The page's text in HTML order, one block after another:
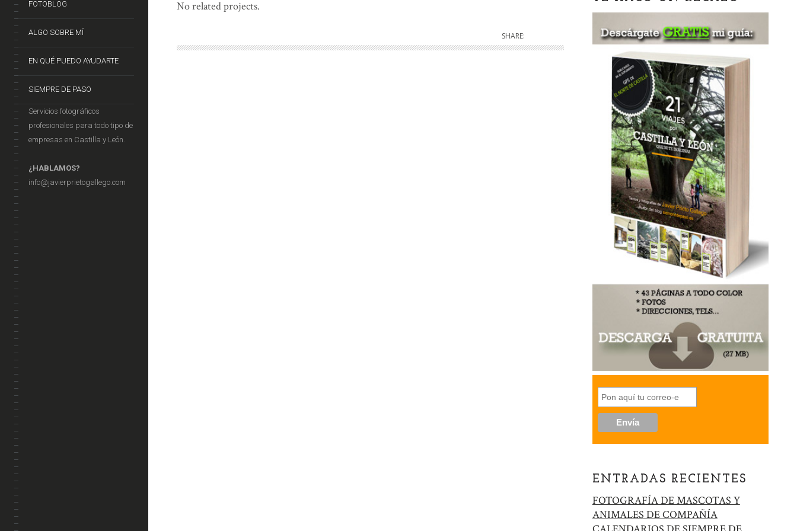
FOTOBLOG
ALGO SOBRE MÍ
EN QUÉ PUEDO AYUDARTE
SIEMPRE DE PASO
Servicios fotográficos
profesionales para todo tipo de
empresas en Castilla y León.
¿HABLAMOS?
info@javierprietogallego.com
No related projects.
SHARE:
ENTRADAS RECIENTES
FOTOGRAFÍA DE MASCOTAS Y
ANIMALES DE COMPAÑÍA